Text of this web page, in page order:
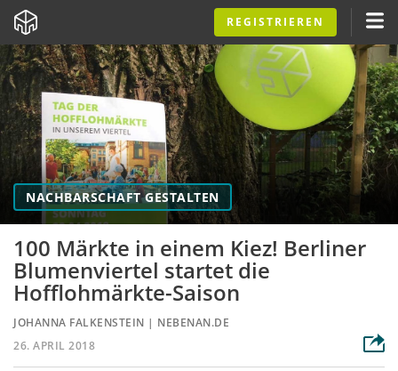
REGISTRIEREN
NACHBARSCHAFT GESTALTEN
100 Märkte in einem Kiez! Berliner
Blumenviertel startet die
Hofflohmärkte-Saison
JOHANNA FALKENSTEIN | NEBENAN.DE
26. APRIL 2018